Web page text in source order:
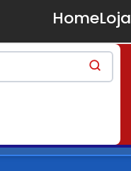
HomeLoja